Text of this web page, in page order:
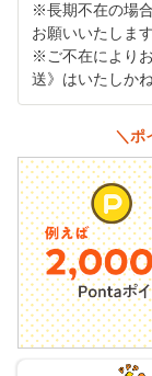
※長期不在の場
お願いいたします
※ご不在により
送》はいたしかね
＼ポ